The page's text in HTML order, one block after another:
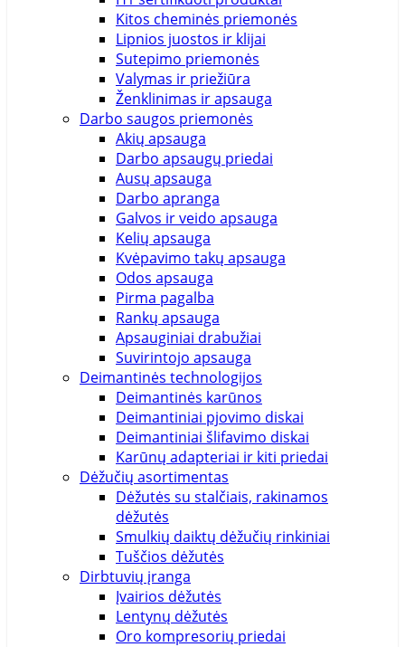
Kitos cheminės priemonės
Lipnios juostos ir klijai
Sutepimo priemonės
Valymas ir priežiūra
Ženklinimas ir apsauga
Darbo saugos priemonės
Akių apsauga
Darbo apsaugų priedai
Ausų apsauga
Darbo apranga
Galvos ir veido apsauga
Kelių apsauga
Kvėpavimo takų apsauga
Odos apsauga
Pirma pagalba
Rankų apsauga
Apsauginiai drabužiai
Suvirintojo apsauga
Deimantinės technologijos
Deimantinės karūnos
Deimantiniai pjovimo diskai
Deimantiniai šlifavimo diskai
Karūnų adapteriai ir kiti priedai
Dėžučių asortimentas
Dėžutės su stalčiais, rakinamos
dėžutės
Smulkių daiktų dėžučių rinkiniai
Tuščios dėžutės
Dirbtuvių įranga
Įvairios dėžutės
Lentynų dėžutės
Oro kompresorių priedai